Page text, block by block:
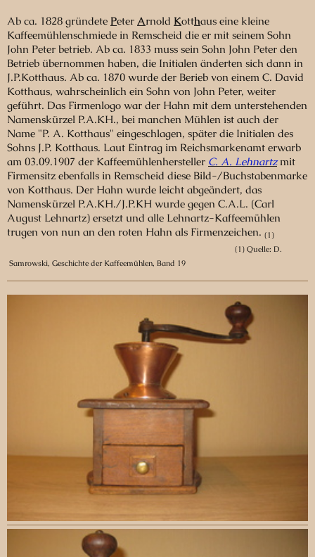
Ab ca. 1828 gründete Peter Arnold Kotthaus eine kleine
Kaffeemühlenschmiede in Remscheid die er mit seinem Sohn
John Peter betrieb. Ab ca. 1833 muss sein Sohn John Peter den
Betrieb übernommen haben, die Initialen änderten sich dann in
J.P.Kotthaus. Ab ca. 1870 wurde der Berieb von einem C. David
Kotthaus, wahrscheinlich ein Sohn von John Peter, weiter
geführt. Das Firmenlogo war der Hahn mit dem unterstehenden
Namenskürzel P.A.KH., bei manchen Mühlen ist auch der
Name "P. A. Kotthaus" eingeschlagen, später die Initialen des
Sohns J.P. Kotthaus. Laut Eintrag im Reichsmarkenamt erwarb
am 03.09.1907 der Kaffeemühlenhersteller C. A. Lehnartzmit
Firmensitz ebenfalls in Remscheid diese Bild-/Buchstabenmarke
von Kotthaus. Der Hahn wurde leicht abgeändert, das
Namenskürzel P.A.KH./J.P.KH wurde gegen C.A.L. (Carl
August Lehnartz) ersetzt und alle Lehnartz-Kaffeemühlen
trugen von nun an den roten Hahn als Firmenzeichen. (1)
(1) Quelle: D.
Samrowski, Geschichte der Kaffeemühlen, Band 19